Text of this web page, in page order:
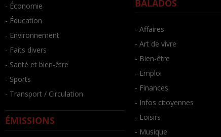
- Économie
- Éducation
- Environnement
- Faits divers
- Santé et bien-être
- Sports
- Transport / Circulation
ÉMISSIONS
BALADOS
- Affaires
- Art de vivre
- Bien-être
- Emploi
- Finances
- Infos citoyennes
- Loisirs
- Musique